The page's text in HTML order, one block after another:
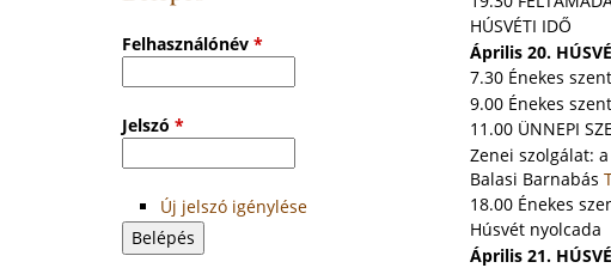
HÚSVÉTI IDŐ
Április 20.
7.30 Énekes
9.00 Énekes
11.00 ÜNNEPI
Zenei szolgálat:
Balasi Barnabás
18.00 Énekes
Húsvét nyolcada
Április 21.
Felhasználónév *
Jelszó *
Új jelszó igénylése